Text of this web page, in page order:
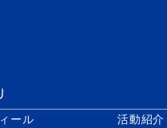
ール
活動紹介